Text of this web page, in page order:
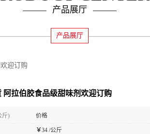
产品展厅
产品展厅
迎订购
阿拉伯胶食品级甜味剂欢迎订购
斤) 价格
￥34 /公斤